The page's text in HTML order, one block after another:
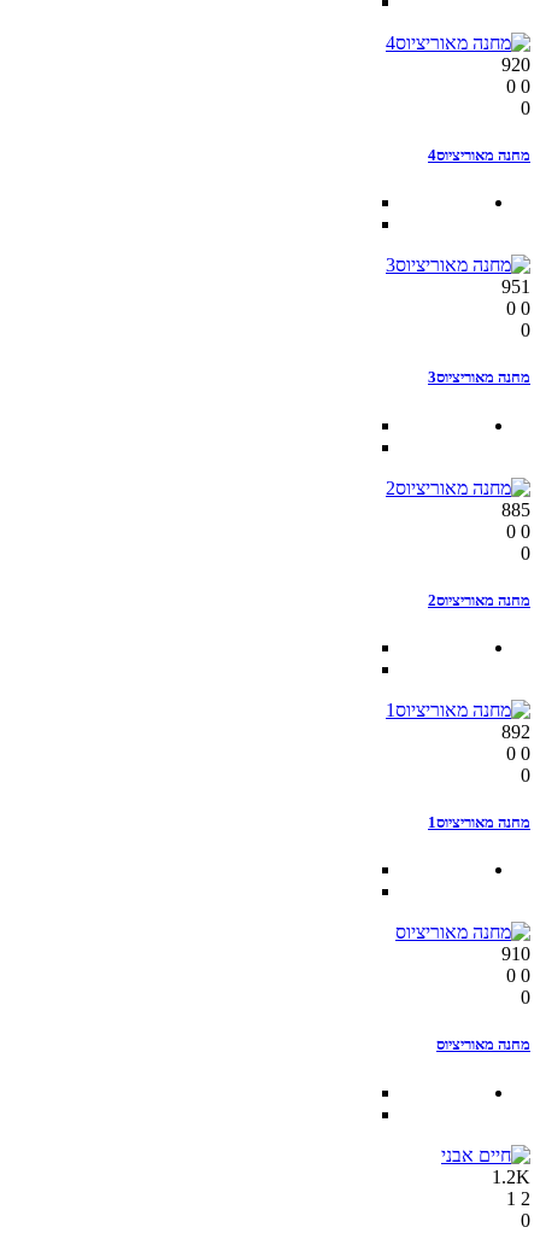
920
0
0
0
מחנה מאוריציוס4
951
0
0
0
מחנה מאוריציוס3
885
0
0
0
מחנה מאוריציוס2
892
0
0
0
מחנה מאוריציוס1
910
0
0
0
מחנה מאוריציוס
1.2K
2
1
0